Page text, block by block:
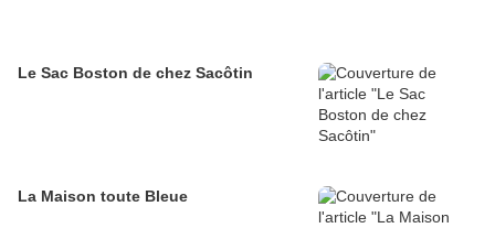
Le Sac Boston de chez Sacôtin
La Maison toute Bleue